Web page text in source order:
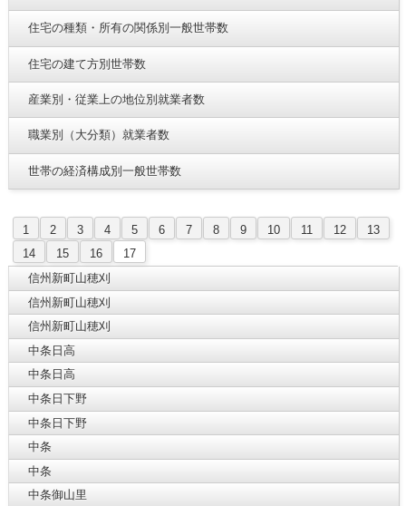
住宅の種類・所有の関係別一般世帯数
住宅の建て方別世帯数
産業別・従業上の地位別就業者数
職業別（大分類）就業者数
世帯の経済構成別一般世帯数
1 2 3 4 5 6 7 8 9 10 11 12
13
14
15 16
17
信州新町山穂刈
信州新町山穂刈
信州新町山穂刈
中条日高
中条日高
中条日下野
中条日下野
中条
中条
中条御山里